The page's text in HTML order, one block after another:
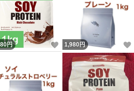
ね！
円 いいね！
1,980 円